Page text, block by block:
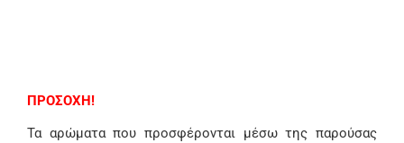
ΠΡΟΣΟΧΗ!
Τα αρώματα που προσφέρονται μέσω της παρούσας